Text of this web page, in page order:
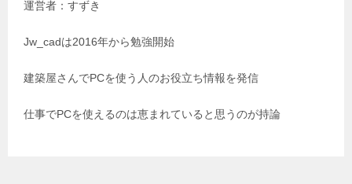
運営者：すずき
Jw_cadは2016年から勉強開始
建築屋さんでPCを使う人のお役立ち情報を発信
仕事でPCを使えるのは恵まれていると思うのが持論